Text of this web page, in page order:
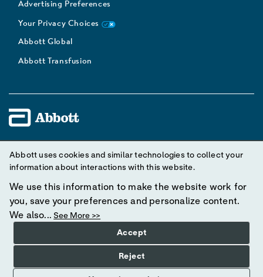
Advertising Preferences
Your Privacy Choices
Abbott Global
Abbott Transfusion
appearing in this Internet site are trademarks owned by or licensed
trademark, trade name, or trade dress in this site may be made
without prior written authorization of Abbott, except to identify the
product or services of the company.
© 2025 Abbott. All rights reserved. Please read the Legal Notice
Abbott uses cookies and similar technologies to collect your
information about interactions with this website.
We use this information to make the website work for
you, save your preferences and personalize content.
We also... See More >>
Accept
Reject